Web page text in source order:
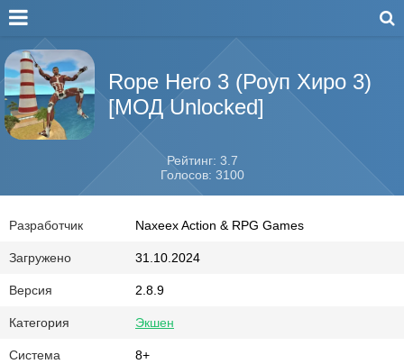
Rope Hero 3 (Роуп Хиро 3)
[МОД Unlocked]
Рейтинг: 3.7
Голосов: 3100
Разработчик Naxeex Action & RPG Games
Загружено 31.10.2024
Версия 2.8.9
Категория Экшен
Система 8+